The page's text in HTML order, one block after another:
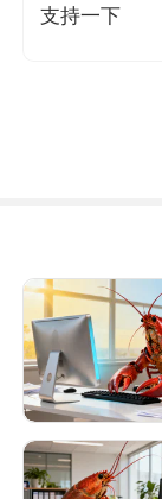
支持一下